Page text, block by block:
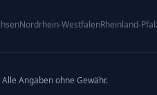
Nordrhein-WestfalenRheinland-
Angaben ohne Gewähr.